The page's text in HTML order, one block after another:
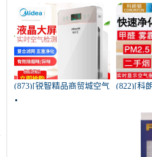
(873)[锐智精品商贸城空气
净化器]小米品质车载空气
(822)[科
雾月销量